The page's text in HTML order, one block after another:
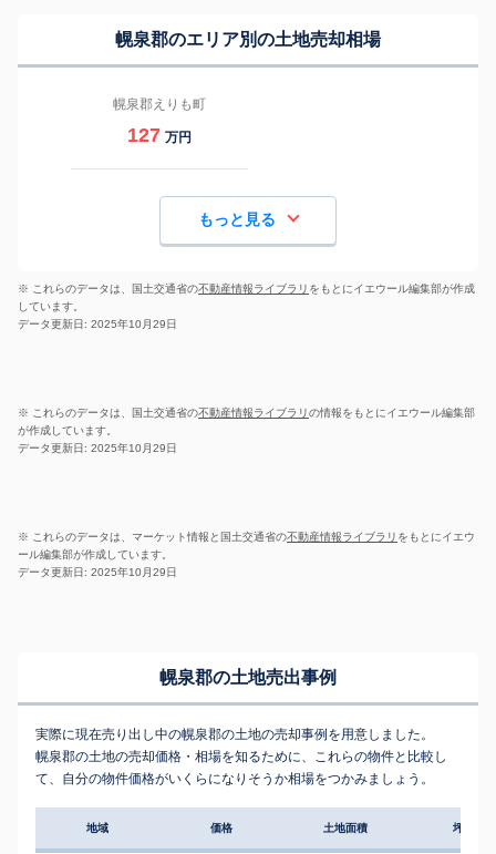
幌泉郡のエリア別の土地売却相場
幌泉郡えりも町
127 万円
もっと見る
※ これらのデータは、国土交通省の不動産情報ライブラリ をもとにイエウール編集部が作成
しています。
データ更新日: 2025年10月29日
※ これらのデータは、国土交通省の不動産情報ライブラリの情報をもとにイエウール編集部
が作成しています。
データ更新日: 2025年10月29日
※ これらのデータは、マーケット情報と国土交通省の不動産情報ライブラリ をもとにイエウ
ール編集部が作成しています。
データ更新日: 2025年10月29日
幌泉郡の土地売出事例
実際に現在売り出し中の幌泉郡の土地の売却事例を用意しました。
幌泉郡の土地の売却価格・相場を知るために、これらの物件と比較し
て、自分の物件価格がいくらになりそうか相場をつかみましょう。
地域 価格 土地面積 坪単価